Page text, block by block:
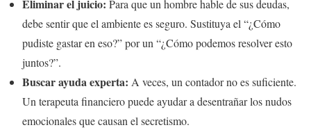
Eliminar el juicio: Para que un hombre hable de sus deudas,
debe sentir que el ambiente es seguro. Sustituya el “¿Cómo
pudiste gastar en eso?” por un “¿Cómo podemos resolver esto
juntos?”.
Buscar ayuda experta: A veces, un contador no es suficiente.
Un terapeuta financiero puede ayudar a desentrañar los nudos
emocionales que causan el secretismo.